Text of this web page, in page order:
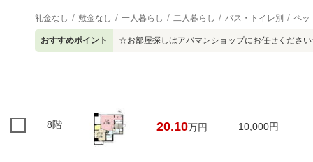
礼金なし 敷金なし 一人暮らし 二人暮らし バス・トイレ別 ペッ
おすすめポイント ☆お部屋探しはアパマンショップにお任せくださ
8階 20.10万円 10,000円